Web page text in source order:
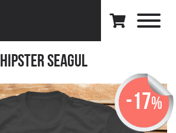
Hipster SeaguL
-17%